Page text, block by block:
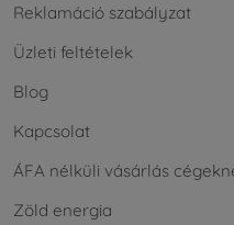
Reklamáció szabályzat
Üzleti feltételek
Blog
Kapcsolat
ÁFA nélküli vásárlás
Zöld energia